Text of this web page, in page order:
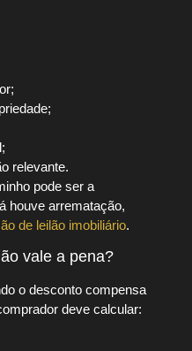
relevante.
pode ser a
houve arrematação,
de leilão imobiliário.
vale a pena?
o desconto compensa
deve calcular: